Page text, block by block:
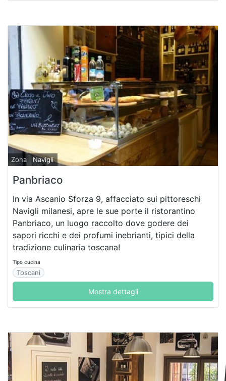
Zona Navigli
Panbriaco
In via Ascanio Sforza 9, affacciato sui pittoreschi
Navigli milanesi, apre le sue porte il ristorantino
Panbriaco, un luogo raccolto dove godere dei
sapori ricchi e dei profumi inebrianti, tipici della
tradizione culinaria toscana!
Tipo cucina
Toscani
Mostra dettagli